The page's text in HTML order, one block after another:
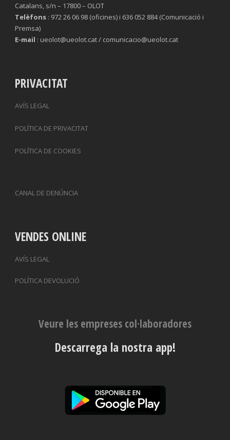
Catalans, s/n – 17800 – OLOT
Telèfons : 972 26 06 98 (oficines) i 636 052 884 (Comunicació i
Premsa)
E-mail : ueolot@ueolot.cat / comunicacio@ueolot.cat
PRIVACITAT
AVÍS LEGAL
POLÍTICA DE PRIVACITAT
POLÍTICA DE COOKIES
CANAL DE DENÚNCIA
VENDES ONLINE
AVÍS LEGAL
POLÍTICA DEVOLUCIÓ
Veure les empreses col·laboradores
Descarrega la nostra app!